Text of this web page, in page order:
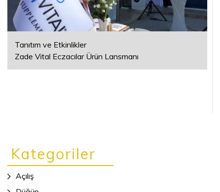
Tanıtım ve Etkinlikler
Zade Vital Eczacılar Ürün Lansmanı
Kategoriler
Açılış